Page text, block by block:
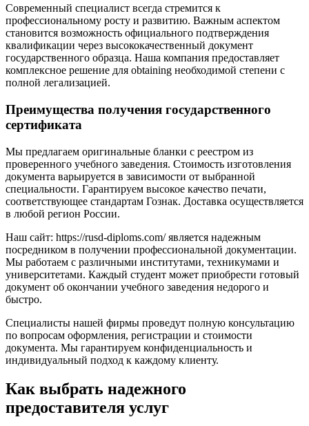
Современный специалист всегда стремится к
профессиональному росту и развитию. Важным аспектом
становится возможность официального подтверждения
квалификации через высококачественный документ
государственного образца. Наша компания предоставляет
комплексное решение для obtaining необходимой степени с
полной легализацией.
Преимущества получения государственного
сертификата
Мы предлагаем оригинальные бланки с реестром из
проверенного учебного заведения. Стоимость изготовления
документа варьируется в зависимости от выбранной
специальности. Гарантируем высокое качество печати,
соответствующее стандартам Гознак. Доставка осуществляется
в любой регион России.
Наш сайт: https://rusd-diploms.com/ является надежным
посредником в получении профессиональной документации.
Мы работаем с различными институтами, техникумами и
университетами. Каждый студент может приобрести готовый
документ об окончании учебного заведения недорого и
быстро.
Специалисты нашей фирмы проведут полную консультацию
по вопросам оформления, регистрации и стоимости
документа. Мы гарантируем конфиденциальность и
индивидуальный подход к каждому клиенту.
Как выбрать надежного
предоставителя услуг